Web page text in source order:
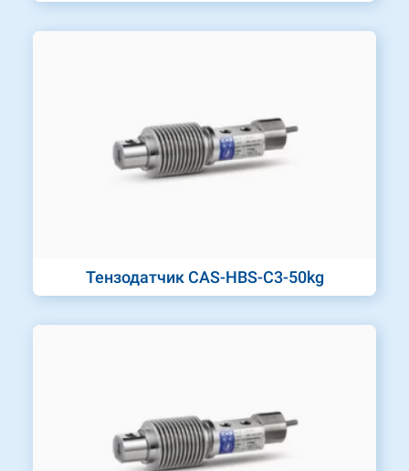
Тензодатчик CAS-HBS-C3-50kg